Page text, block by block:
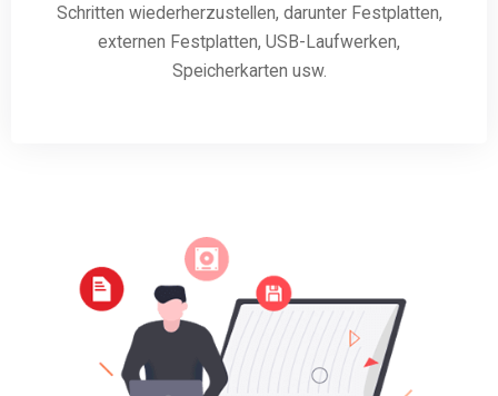
Schritten wiederherzustellen, darunter Festplatten,
externen Festplatten, USB-Laufwerken,
Speicherkarten usw.